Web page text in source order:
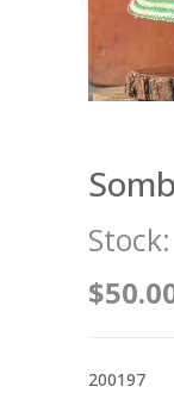
Stock:
200197